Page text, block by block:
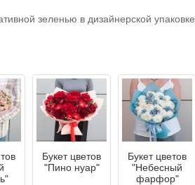
зеленью в дизайнерской упаковке.
Букет цветов
"Пино нуар"
Букет цветов
"Небесный
фарфор"